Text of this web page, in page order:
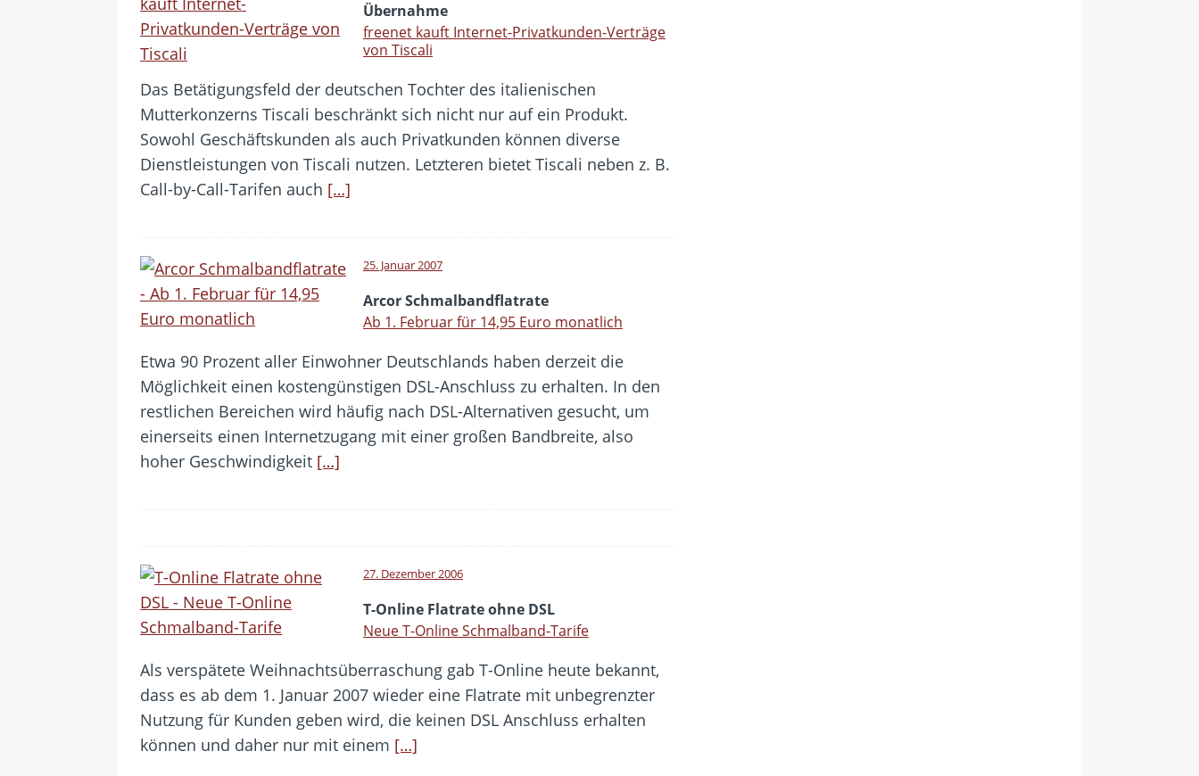
Übernahme
freenet kauft Internet-Privatkunden-Verträge
von Tiscali
Das Betätigungsfeld der deutschen Tochter des italienischen
Mutterkonzerns Tiscali beschränkt sich nicht nur auf ein Produkt.
Sowohl Geschäftskunden als auch Privatkunden können diverse
Dienstleistungen von Tiscali nutzen. Letzteren bietet Tiscali neben z. B.
Call-by-Call-Tarifen auch […]
25. Januar 2007
Arcor Schmalbandflatrate
Ab 1. Februar für 14,95 Euro monatlich
Etwa 90 Prozent aller Einwohner Deutschlands haben derzeit die
Möglichkeit einen kostengünstigen DSL-Anschluss zu erhalten. In den
restlichen Bereichen wird häufig nach DSL-Alternativen gesucht, um
einerseits einen Internetzugang mit einer großen Bandbreite, also
hoher Geschwindigkeit […]
27. Dezember 2006
T-Online Flatrate ohne DSL
Neue T-Online Schmalband-Tarife
Als verspätete Weihnachtsüberraschung gab T-Online heute bekannt,
dass es ab dem 1. Januar 2007 wieder eine Flatrate mit unbegrenzter
Nutzung für Kunden geben wird, die keinen DSL Anschluss erhalten
können und daher nur mit einem […]